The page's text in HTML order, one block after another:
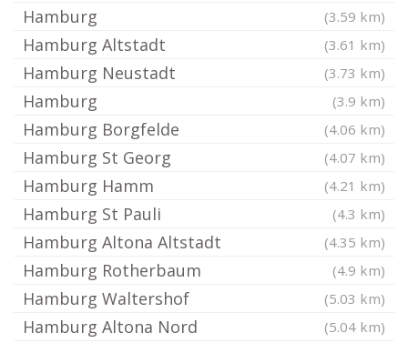
Hamburg (3.59 km)
Hamburg Altstadt (3.61 km)
Hamburg Neustadt (3.73 km)
Hamburg (3.9 km)
Hamburg Borgfelde (4.06 km)
Hamburg St Georg (4.07 km)
Hamburg Hamm (4.21 km)
Hamburg St Pauli (4.3 km)
Hamburg Altona Altstadt (4.35 km)
Hamburg Rotherbaum (4.9 km)
Hamburg Waltershof (5.03 km)
Hamburg Altona Nord (5.04 km)